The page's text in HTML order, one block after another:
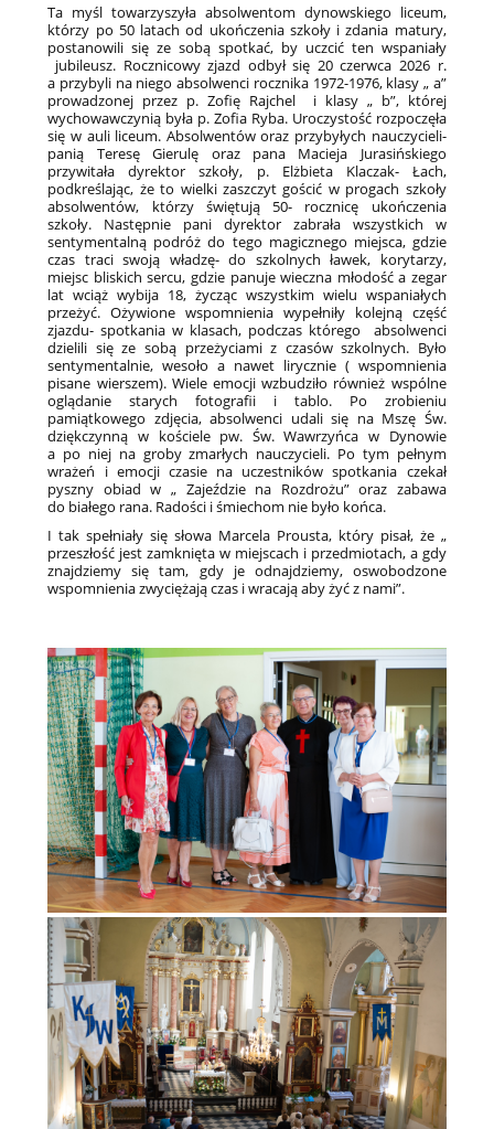
Ta myśl towarzyszyła absolwentom dynowskiego liceum,
którzy po 50 latach od ukończenia szkoły i zdania matury,
postanowili się ze sobą spotkać, by uczcić ten wspaniały
jubileusz. Rocznicowy zjazd odbył się 20 czerwca 2026 r.
a przybyli na niego absolwenci rocznika 1972-1976, klasy „ a”
prowadzonej przez p. Zofię Rajchel i klasy „ b”, której
wychowawczynią była p. Zofia Ryba. Uroczystość rozpoczęła
się w auli liceum. Absolwentów oraz przybyłych nauczycieli-
panią Teresę Gierulę oraz pana Macieja Jurasińskiego
przywitała dyrektor szkoły, p. Elżbieta Klaczak- Łach,
podkreślając, że to wielki zaszczyt gościć w progach szkoły
absolwentów, którzy świętują 50- rocznicę ukończenia
szkoły. Następnie pani dyrektor zabrała wszystkich w
sentymentalną podróż do tego magicznego miejsca, gdzie
czas traci swoją władzę- do szkolnych ławek, korytarzy,
miejsc bliskich sercu, gdzie panuje wieczna młodość a zegar
lat wciąż wybija 18, życząc wszystkim wielu wspaniałych
przeżyć. Ożywione wspomnienia wypełniły kolejną część
zjazdu- spotkania w klasach, podczas którego absolwenci
dzielili się ze sobą przeżyciami z czasów szkolnych. Było
sentymentalnie, wesoło a nawet lirycznie ( wspomnienia
pisane wierszem). Wiele emocji wzbudziło również wspólne
oglądanie starych fotografii i tablo. Po zrobieniu
pamiątkowego zdjęcia, absolwenci udali się na Mszę Św.
dziękczynną w kościele pw. Św. Wawrzyńca w Dynowie
a po niej na groby zmarłych nauczycieli. Po tym pełnym
wrażeń i emocji czasie na uczestników spotkania czekał
pyszny obiad w „ Zajeździe na Rozdrożu” oraz zabawa
do białego rana. Radości i śmiechom nie było końca.
I tak spełniały się słowa Marcela Prousta, który pisał, że „
przeszłość jest zamknięta w miejscach i przedmiotach, a gdy
znajdziemy się tam, gdy je odnajdziemy, oswobodzone
wspomnienia zwyciężają czas i wracają aby żyć z nami”.